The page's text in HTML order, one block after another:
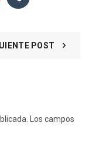
POST
Los campos